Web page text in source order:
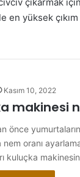
yüksek
Kasım 10, 2022
makinesi
önce
nem oranı
kuluçka